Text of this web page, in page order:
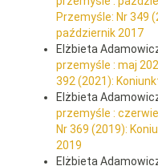
Przemyśle: Nr 349
październik 2017
Elżbieta
przemyśle : maj
392 (2021):
Elżbieta
przemyśle :
Nr 369 (2019):
2019
Elżbieta